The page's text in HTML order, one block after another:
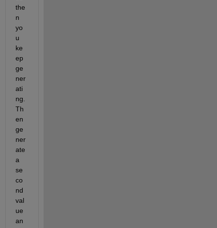
the
n
yo
u
ke
ep
ge
ner
ati
ng.
Th
en
ge
ner
ate
a
se
co
nd
val
ue
an